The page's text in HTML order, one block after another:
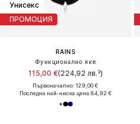
Унисекс
ПРОМОЦИЯ
RAINS
Функционално яке
115,00 €(224,92 лв.³)
Първоначално: 129,00 €
Последна най-ниска цена:84,92 €